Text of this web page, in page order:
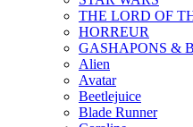
THE LORD OF
HORREUR
GASHAPONS &
Alien
Avatar
Beetlejuice
Blade Runner